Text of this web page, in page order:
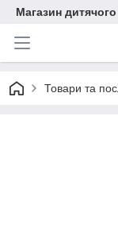
Магазин
Товари та